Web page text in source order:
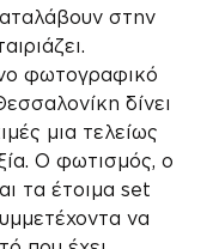
στην
φωτογραφικό
δίνει
μια τελείως
Ο φωτισμός, ο
τα έτοιμα set
να